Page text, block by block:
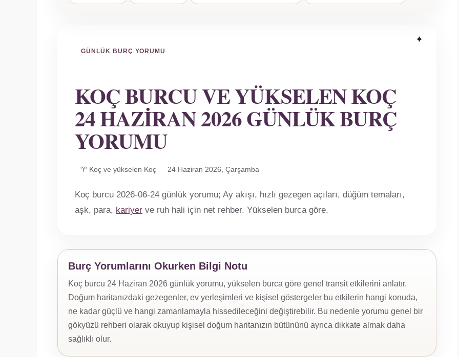
GÜNLÜK BURÇ YORUMU
KOÇ BURCU VE YÜKSELEN KOÇ
24 HAZIRAN 2026 GÜNLÜK BURÇ
YORUMU
♈ Koç ve yükselen Koç 24 Haziran 2026, Çarşamba
Koç burcu 2026-06-24 günlük yorumu; Ay akışı, hızlı gezegen açıları, düğüm temaları,
aşk, para, kariyer ve ruh hali için net rehber. Yükselen burca göre.
Burç Yorumlarını Okurken Bilgi Notu
Koç burcu 24 Haziran 2026 günlük yorumu, yükselen burca göre genel transit etkilerini anlatır.
Doğum haritanızdaki gezegenler, ev yerleşimleri ve kişisel göstergeler bu etkilerin hangi konuda,
ne kadar güçlü ve hangi zamanlamayla hissedileceğini değiştirebilir. Bu nedenle yorumu genel bir
gökyüzü rehberi olarak okuyup kişisel doğum haritanızın bütününü ayrıca dikkate almak daha
sağlıklı olur.